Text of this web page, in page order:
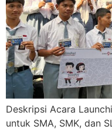
Deskripsi Acara
untuk SMA, SMK, dan